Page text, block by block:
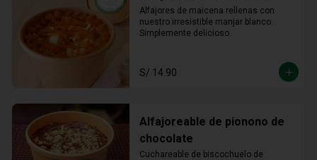
Alfajores de maicena rellenas con
nuestro irresistible manjar blanco.
Simplemente delicioso.
S/ 14.90
Alfajoreable de pionono de
chocolate
Cuchareable de biscochuelo de